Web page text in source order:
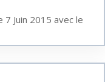
Juin 2015 avec le